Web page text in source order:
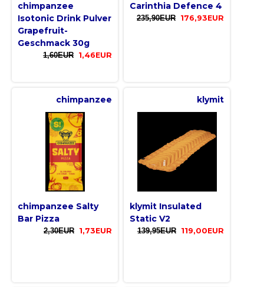
chimpanzee
Isotonic Drink Pulver
Grapefruit-
Geschmack 30g
1,60EUR 1,46EUR
Carinthia Defence 4
235,90EUR 176,93EUR
chimpanzee
chimpanzee Salty
Bar Pizza
2,30EUR 1,73EUR
klymit
klymit Insulated
Static V2
139,95EUR 119,00EUR